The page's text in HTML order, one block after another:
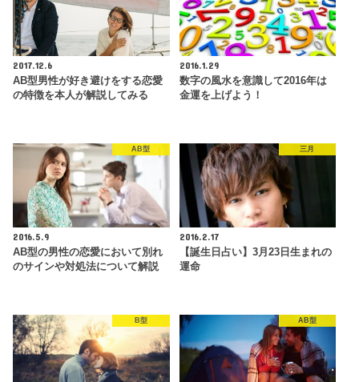
2017.12.6
AB型男性が好き避けをする恋愛
の特徴を本人が解説してみる
2016.1.29
数字の風水を意識して2016年は
金運を上げよう！
AB型
2016.5.9
AB型の男性の恋愛において別れ
のサインや対処法について解説
三月
2016.2.17
【誕生日占い】3月23日生まれの
運命
B型 AB型